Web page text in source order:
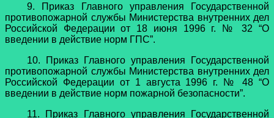
9. Приказ Главного управления Государственной
противопожарной службы Министерства внутренних дел
Российской Федерации от 18 июня 1996 г. № 32 “О
введении в действие норм ГПС”.
10. Приказ Главного управления Государственной
противопожарной службы Министерства внутренних дел
Российской Федерации от 1 августа 1996 г. № 48 “О
введении в действие норм пожарной безопасности”.
11. Приказ Главного управления Государственной